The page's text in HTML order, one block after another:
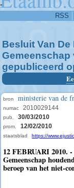
-
RSS
Besluit Van De
Gemeenschap
gepubliceerd
bron ministerie van de
numac 2010029144
pub. 30/03/2010
prom. 12/02/2010
staatsblad https://
12 FEBRUARI 2010.
Gemeenschap
beroep van het niet-